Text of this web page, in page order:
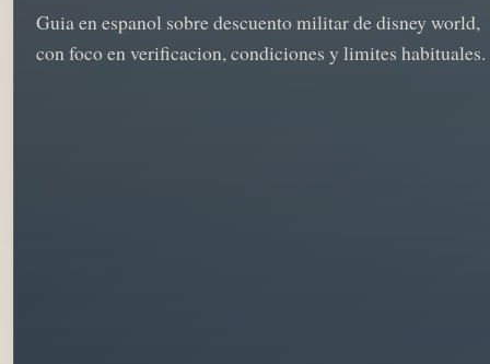
Guia en espanol sobre descuento militar de disney world,
con foco en verificacion, condiciones y limites habituales.